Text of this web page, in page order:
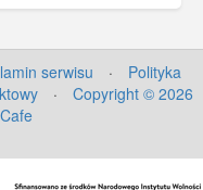
serwisu ·
Polityka
·
Copyright © 2026